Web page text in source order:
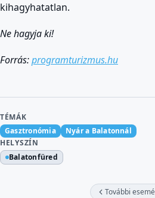
kihagyhatatlan.
Ne hagyja ki!
Forrás:programturizmus.hu
TÉMÁK
Gasztronómia
Nyár a Balatonnál
HELYSZÍN
Balatonfüred
További